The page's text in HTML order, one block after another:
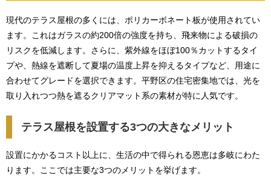
現代のテラス屋根の多くには、ポリカーボネート板が使用されてい
ます。これはガラスの約200倍の強度を持ち、飛来物による破損の
リスクを低減します。さらに、紫外線をほぼ100％カットするタイ
プや、熱線を遮断して夏場の温度上昇を抑えるタイプなど、用途に
合わせてグレードを選択できます。平野区の住宅密集地では、光を
取り入れつつ熱を遮るクリアマット系の素材が特に人気です。
テラス屋根を設置する3つの大きなメリット
設置にかかるコスト以上に、生活の中で得られる恩恵は多岐にわた
ります。ここでは主要な3つのメリットを挙げます。